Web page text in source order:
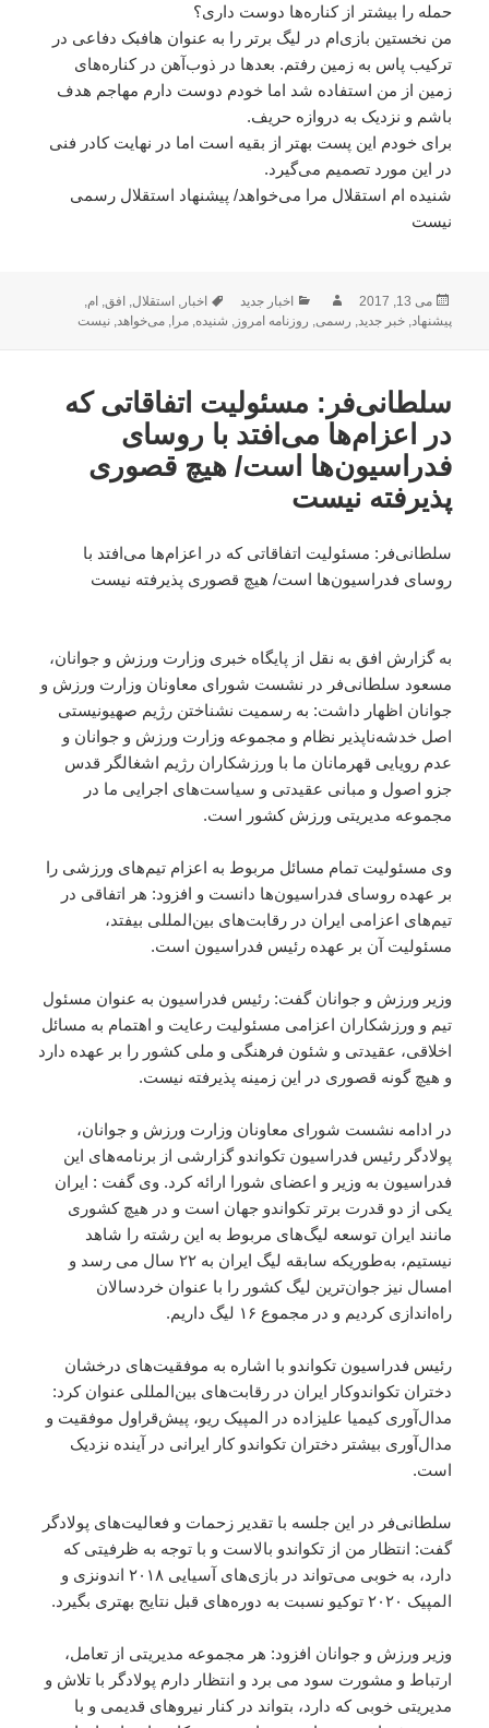
حمله را بیشتر از کناره‌ها دوست داری؟
من نخستین بازی‌ام در لیگ برتر را به عنوان هافبک دفاعی در
ترکیب پاس به زمین رفتم. بعدها در ذوب‌آهن در کناره‌های
زمین از من استفاده شد اما خودم دوست دارم مهاجم هدف
باشم و نزدیک به دروازه حریف.
برای خودم این پست بهتر از بقیه است اما در نهایت کادر فنی
در این مورد تصمیم می‌گیرد.
شنیده ام استقلال مرا می‌خواهد/ پیشنهاد استقلال رسمی
نیست
ارسال
شده
می 13, 2017 نویسندهدسته‌ها
اخبار جدید برچسب‌ها
اخبار ,استقلال ,افق ,ام
پیشنهاد ,خبر جدید رسمی روزنامه امروز شنیده ,مرا ,می‌خواهد ,نیست
سلطانی‌فر: مسئولیت اتفاقاتی که
در اعزام‌ها می‌افتد با روسای
فدراسیون‌ها است/ هیچ قصوری
پذیرفته نیست
سلطانی‌فر: مسئولیت اتفاقاتی که در اعزام‌ها می‌افتد با
روسای فدراسیون‌ها است/ هیچ قصوری پذیرفته نیست
به گزارش افق به نقل از پایگاه خبری وزارت ورزش و جوانان،
مسعود سلطانی‌فر در نشست شورای معاونان وزارت ورزش و
جوانان اظهار داشت: به رسمیت نشناختن رژیم صهیونیستی
اصل خدشه‌ناپذیر نظام و مجموعه وزارت ورزش و جوانان و
عدم رویایی قهرمانان ما با ورزشکاران رژیم اشغالگر قدس
جزو اصول و مبانی عقیدتی و سیاست‌های اجرایی ما در
مجموعه مدیریتی ورزش کشور است.
وی مسئولیت تمام مسائل مربوط به اعزام تیم‌های ورزشی را
بر عهده روسای فدراسیون‌ها دانست و افزود: هر اتفاقی در
تیم‌های اعزامی ایران در رقابت‌های بین‌المللی بیفتد،
مسئولیت آن بر عهده رئیس فدراسیون است.
وزیر ورزش و جوانان گفت: رئیس فدراسیون به عنوان مسئول
تیم و ورزشکاران اعزامی مسئولیت رعایت و اهتمام به مسائل
اخلاقی، عقیدتی و شئون فرهنگی و ملی کشور را بر عهده دارد
و هیچ گونه قصوری در این زمینه پذیرفته نیست.
در ادامه نشست شورای معاونان وزارت ورزش و جوانان،
پولادگر رئیس فدراسیون تکواندو گزارشی از برنامه‌های این
فدراسیون به وزیر و اعضای شورا ارائه کرد. وی گفت : ایران
یکی از دو قدرت برتر تکواندو جهان است و در هیچ کشوری
مانند ایران توسعه لیگ‌های مربوط به این رشته را شاهد
نیستیم، به‌طوریکه سابقه لیگ ایران به ۲۲ سال می رسد و
امسال نیز جوان‌ترین لیگ کشور را با عنوان خردسالان
راه‌اندازی کردیم و در مجموع ۱۶ لیگ داریم.
رئیس فدراسیون تکواندو با اشاره به موفقیت‌های درخشان
دختران تکواندوکار ایران در رقابت‌های بین‌المللی عنوان کرد:
مدال‌آوری کیمیا علیزاده در المپیک ریو، پیش‌قراول موفقیت و
مدال‌آوری بیشتر دختران تکواندو کار ایرانی در آینده نزدیک
است.
سلطانی‌فر در این جلسه با تقدیر زحمات و فعالیت‌های پولادگر
گفت: انتظار من از تکواندو بالاست و با توجه به ظرفیتی که
دارد، به خوبی می‌تواند در بازی‌های آسیایی ۲۰۱۸ اندونزی و
المپیک ۲۰۲۰ توکیو نسبت به دوره‌های قبل نتایج بهتری بگیرد.
وزیر ورزش و جوانان افزود: هر مجموعه مدیریتی از تعامل،
ارتباط و مشورت سود می برد و انتظار دارم پولادگر با تلاش و
مدیریتی خوبی که دارد، بتواند در کنار نیروهای قدیمی و با